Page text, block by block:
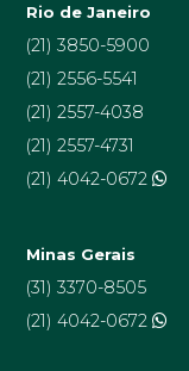
Rio de Janeiro
(21) 3850-5900
(21) 2556-5541
(21) 2557-4038
(21) 2557-4731
(21) 4042-0672
Minas Gerais
(31) 3370-8505
(21) 4042-0672